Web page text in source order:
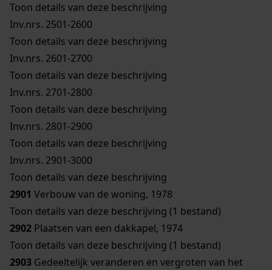
Toon details van deze beschrijving
Inv.nrs. 2501-2600
Toon details van deze beschrijving
Inv.nrs. 2601-2700
Toon details van deze beschrijving
Inv.nrs. 2701-2800
Toon details van deze beschrijving
Inv.nrs. 2801-2900
Toon details van deze beschrijving
Inv.nrs. 2901-3000
Toon details van deze beschrijving
2901 Verbouw van de woning, 1978
Toon details van deze beschrijving (1 bestand)
2902 Plaatsen van een dakkapel, 1974
Toon details van deze beschrijving (1 bestand)
2903 Gedeeltelijk veranderen en vergroten van het